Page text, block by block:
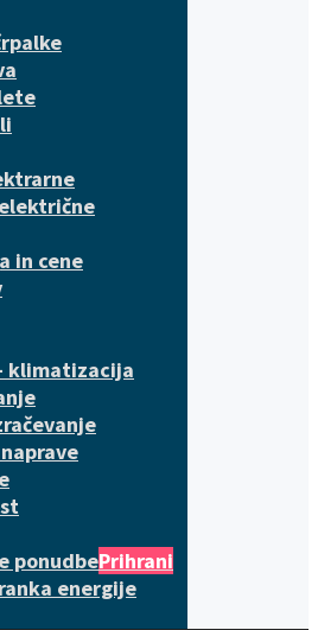
in cene
klimatizacija
ponudbePrihrani
energije